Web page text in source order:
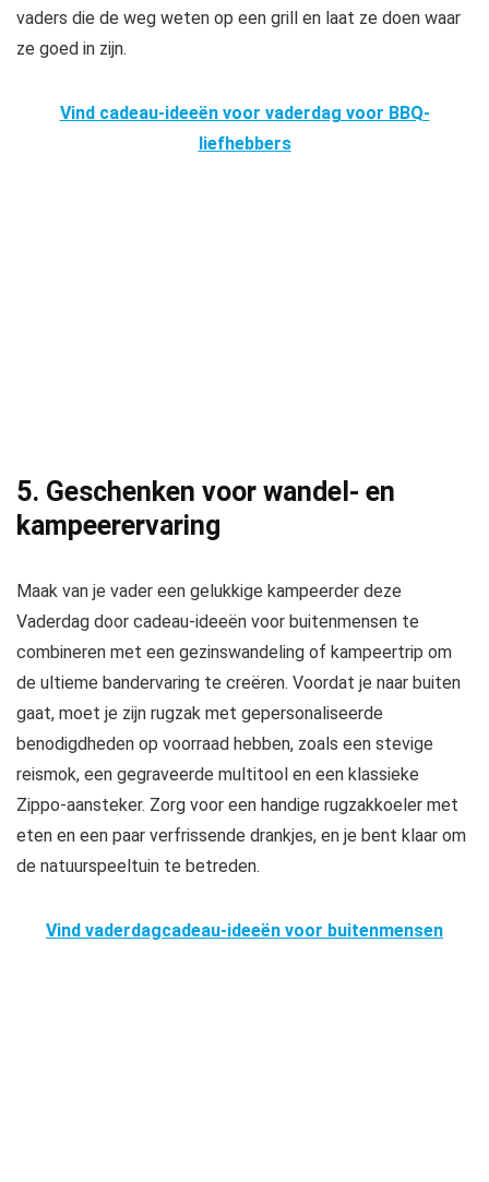
vaders die de weg weten op een grill en laat ze doen waar
ze goed in zijn.
Vind cadeau-ideeën voor vaderdag voor BBQ-
liefhebbers
5. Geschenken voor wandel- en
kampeerervaring
Maak van je vader een gelukkige kampeerder deze
Vaderdag door cadeau-ideeën voor buitenmensen te
combineren met een gezinswandeling of kampeertrip om
de ultieme bandervaring te creëren. Voordat je naar buiten
gaat, moet je zijn rugzak met gepersonaliseerde
benodigdheden op voorraad hebben, zoals een stevige
reismok, een gegraveerde multitool en een klassieke
Zippo-aansteker. Zorg voor een handige rugzakkoeler met
eten en een paar verfrissende drankjes, en je bent klaar om
de natuurspeeltuin te betreden.
Vind vaderdagcadeau-ideeën voor buitenmensen